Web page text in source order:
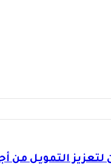
التمويل من